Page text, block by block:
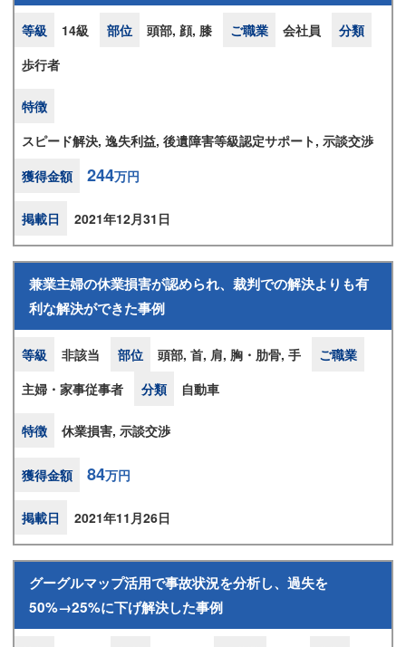
等級 14級 部位 頭部, 顔, 膝 ご職業 会社員
分類
歩行者
特徴
スピード解決, 逸失利益, 後遺障害等級認定サポート, 示談交渉
獲得金額
244万円
掲載日 2021年12月31日
兼業主婦の休業損害が認められ、裁判での解決よりも有
利な解決ができた事例
等級 非該当 部位 頭部, 首, 肩, 胸・肋骨, 手
ご職業
主婦・家事従事者
分類 自動車
特徴 休業損害, 示談交渉
獲得金額 84万円
掲載日 2021年11月26日
グーグルマップ活用で事故状況を分析し、過失を
50%→25%に下げ解決した事例